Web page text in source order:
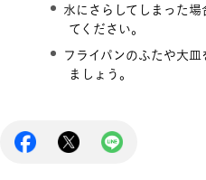
水にさらしてしまった
てください。
フライパンのふたや大
ましょう。